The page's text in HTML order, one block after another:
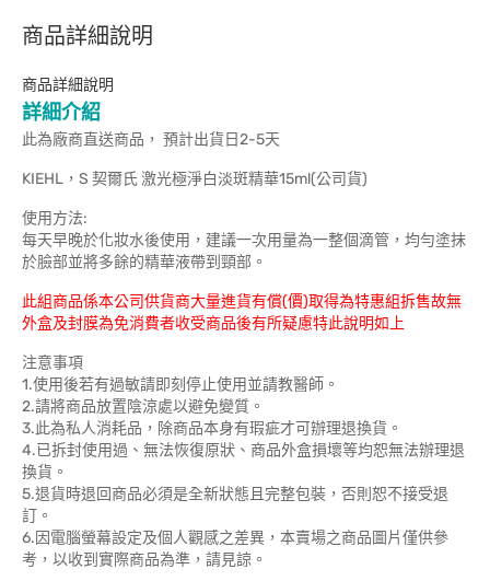
商品詳細說明
商品詳細說明
詳細介紹
此為廠商直送商品， 預計出貨日2-5天
KIEHL，S 契爾氏 激光極淨白淡斑精華15ml(公司貨)
使用方法:
每天早晚於化妝水後使用，建議一次用量為一整個滴管，均勻塗抹
於臉部並將多餘的精華液帶到頸部。
此組商品係本公司供貨商大量進貨有償(價)取得為特惠組拆售故無
外盒及封膜為免消費者收受商品後有所疑慮特此說明如上
注意事項
1.使用後若有過敏請即刻停止使用並請教醫師。
2.請將商品放置陰涼處以避免變質。
3.此為私人消耗品，除商品本身有瑕疵才可辦理退換貨。
4.已拆封使用過、無法恢復原狀、商品外盒損壞等均恕無法辦理退
換貨。
5.退貨時退回商品必須是全新狀態且完整包裝，否則恕不接受退
訂。
6.因電腦螢幕設定及個人觀感之差異，本賣場之商品圖片僅供參
考，以收到實際商品為準，請見諒。